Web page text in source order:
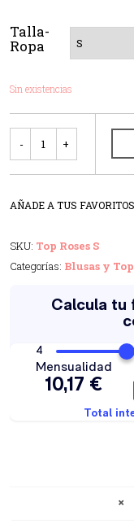
Talla-
Ropa
Sin existencias
AÑADE A TUS FAVORITOS
SKU: Top Roses S
Categorías: Blusas y